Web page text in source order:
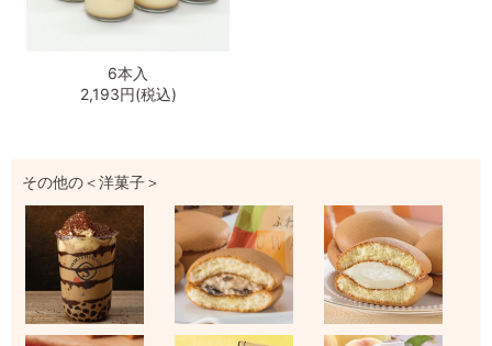
6本入
2,193円(税込)
その他の＜洋菓子＞